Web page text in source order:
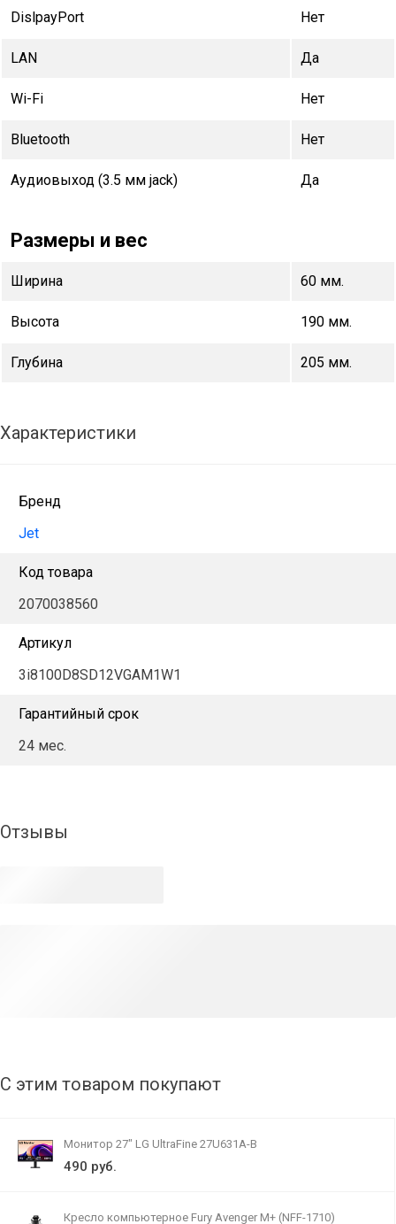
DislpayPort Нет
LAN Да
Wi-Fi Нет
Bluetooth Нет
Аудиовыход (3.5 мм jack) Да
Размеры и вес
Ширина 60 мм.
Высота 190 мм.
Глубина 205 мм.
Характеристики
Бренд
Jet
Код товара
2070038560
Артикул
3i8100D8SD12VGAM1W1
Гарантийный срок
24 мес.
Отзывы
С этим товаром покупают
Монитор 27" LG UltraFine 27U631A-B
490 руб.
Кресло компьютерное Fury Avenger M+ (NFF-1710)